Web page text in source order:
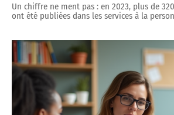
Un chiffre ne ment pas : en 2023, plus de
ont été publiées dans les services à la